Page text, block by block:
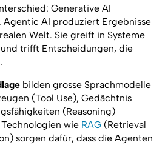
Generative AI
Agentic AI produziert Ergebnisse
Welt. Sie greift in Systeme
und trifft Entscheidungen, die
bilden grosse Sprachmodelle
(Tool Use), Gedächtnis
(Reasoning)
wie RAG(Retrieval
sorgen dafür, dass die Agenten